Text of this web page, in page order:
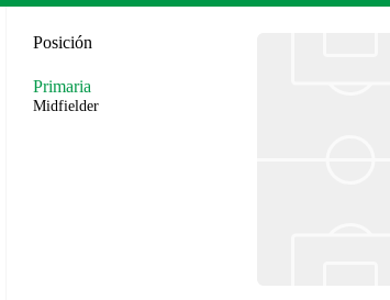
Posición
Primaria
Midfielder